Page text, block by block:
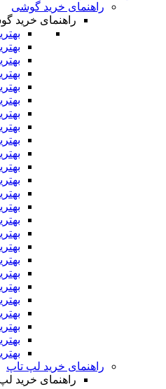
راهنمای خرید گوشی
راهنمای خرید
راهنمای خرید لپ تاپ
راهنمای خرید